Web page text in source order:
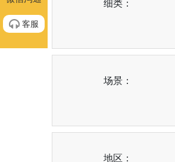
细类：
场景：
地区：
客服